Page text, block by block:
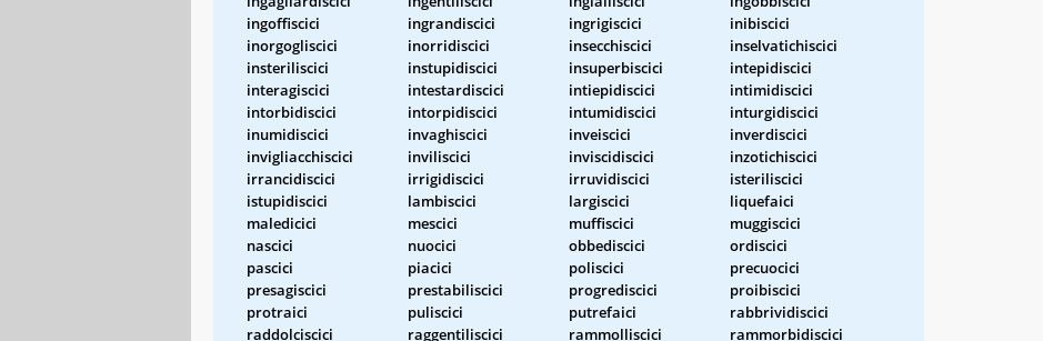
ingoffiscici
ingrandiscici ingrigiscici
inibiscici
inorgogliscici
inorridiscici insecchiscici
inselvatichiscici
insteriliscici
instupidiscici insuperbiscici
intepidiscici
interagiscici
intestardiscici intiepidiscici
intimidiscici
intorbidiscici
intorpidiscici intumidiscici
inturgidiscici
inumidiscici
invaghiscici inveiscici
inverdiscici
invigliacchiscici
inviliscici inviscidiscici
inzotichiscici
irrancidiscici
irrigidiscici irruvidiscici
isteriliscici
istupidiscici
lambiscici largiscici
liquefaici
maledicici
mescici muffiscici
muggiscici
nascici
nuocici obbediscici
ordiscici
pascici
piacici poliscici
precuocici
presagiscici
prestabiliscici progrediscici
proibiscici
protraici
puliscici putrefaici
rabbrividiscici
raddolciscici
raggentiliscici rammolliscici
rammorbidiscici